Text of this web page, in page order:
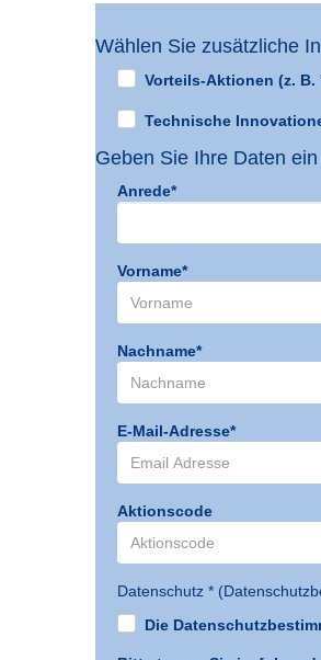
Wählen Sie zusätzliche
Vorteils-Aktionen (z. B.
Technische
Geben Sie Ihre Daten ein
Anrede*
Vorname*
Nachname*
E-Mail-Adresse*
Aktionscode
Datenschutz * (
Die